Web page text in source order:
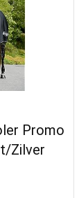
Promo
Zilver